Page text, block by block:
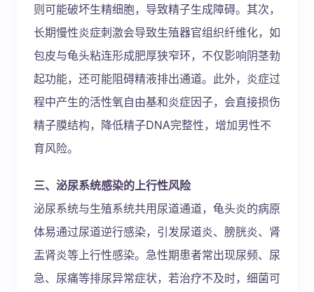
则可能破坏生精细胞，导致精子生成障碍。其次，
长期慢性炎症刺激会导致生殖器官组织纤维化，如
包皮与龟头粘连形成肥厚狭窄环，不仅影响阴茎勃
起功能，还可能阻碍精液排出通道。此外，炎症过
程中产生的活性氧自由基和炎症因子，会直接损伤
精子膜结构，降低精子DNA完整性，增加男性不
育风险。
三、泌尿系统感染的上行性风险
泌尿系统与生殖系统共用尿道通道，龟头炎的病原
体易通过尿道逆行感染，引发尿道炎、膀胱炎、肾
盂肾炎等上行性感染。急性期患者常出现尿频、尿
急、尿痛等排尿异常症状，若治疗不及时，细菌可